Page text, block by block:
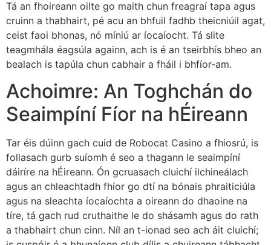
Tá an fhoireann oilte go maith chun freagraí tapa agus
cruinn a thabhairt, pé acu an bhfuil fadhb theicniúil agat,
ceist faoi bhonas, nó míniú ar íocaíocht. Tá slite
teagmhála éagsúla againn, ach is é an tseirbhís bheo an
bealach is tapúla chun cabhair a fháil i bhfíor-am.
Achoimre: An Toghchán do
Seaimpíní Fíor na hÉireann
Tar éis dúinn gach cuid de Robocat Casino a fhiosrú, is
follasach gurb suíomh é seo a thagann le seaimpíní
dáiríre na hÉireann. Ón gcruasach cluichí ilchineálach
agus an chleachtadh fhíor go dtí na bónais phraiticiúla
agus na sleachta íocaíochta a oireann do dhaoine na
tíre, tá gach rud cruthaithe le do shásamh agus do rath
a thabhairt chun cinn. Níl an t-ionad seo ach áit cluichí;